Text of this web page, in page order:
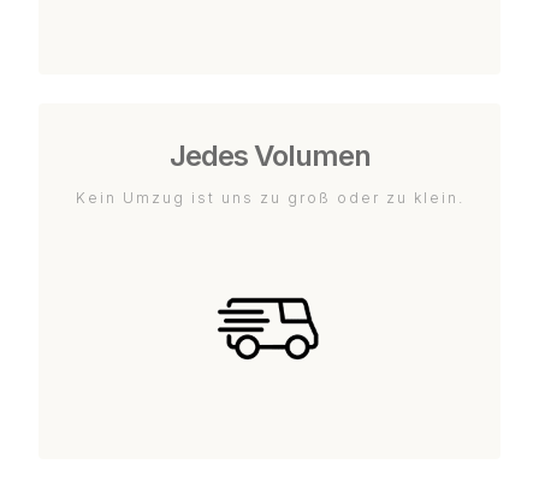
Jedes Volumen
Kein Umzug ist uns zu groß oder zu klein.